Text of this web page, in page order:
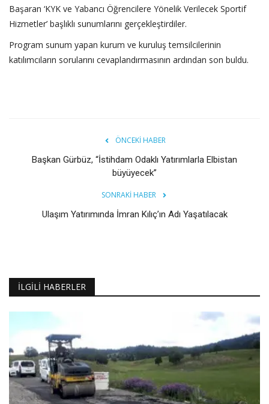
Başaran ‘KYK ve Yabancı Öğrencilere Yönelik Verilecek Sportif
Hizmetler’ başlıklı sunumlarını gerçekleştirdiler.
Program sunum yapan kurum ve kuruluş temsilcilerinin
katılımcıların sorularını cevaplandırmasının ardından son buldu.
ÖNCEKI HABER
Başkan Gürbüz, “İstihdam Odaklı Yatırımlarla Elbistan
büyüyecek”
SONRAKI HABER
Ulaşım Yatırımında İmran Kılıç’ın Adı Yaşatılacak
İLGILI HABERLER